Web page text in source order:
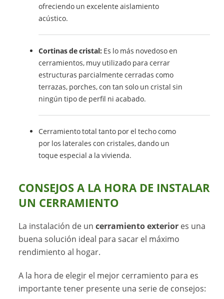
ofreciendo un excelente aislamiento
acústico.
Cortinas de cristal: Es lo más novedoso en
cerramientos, muy utilizado para cerrar
estructuras parcialmente cerradas como
terrazas, porches, con tan solo un cristal sin
ningún tipo de perfil ni acabado.
Cerramiento total tanto por el techo como
por los laterales con cristales, dando un
toque especial a la vivienda.
CONSEJOS A LA HORA DE INSTALAR
UN CERRAMIENTO
La instalación de uncerramiento exterior es una
buena solución ideal para sacar el máximo
rendimiento al hogar.
A la hora de elegir el mejor cerramiento para es
importante tener presente una serie de consejos: